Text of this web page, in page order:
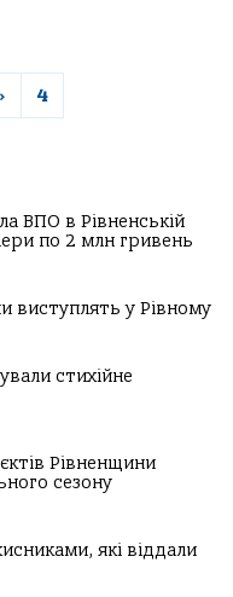
› 4
ВПО в Рівненській
по 2 млн гривень
виступлять у Рівному
стихійне
Рівненщини
сезону
які віддали